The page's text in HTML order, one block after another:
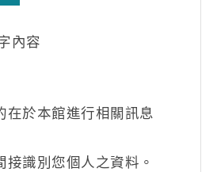
內容
於本館進行相關訊息
識別您個人之資料。